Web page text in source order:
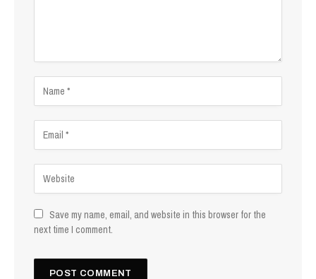
Save my name, email, and website in this browser for the
next time I comment.